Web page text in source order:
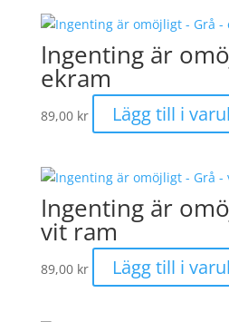
Ingenting är
ekram
89,00 kr Lägg till i
Ingenting är
vit ram
89,00 kr Lägg till i